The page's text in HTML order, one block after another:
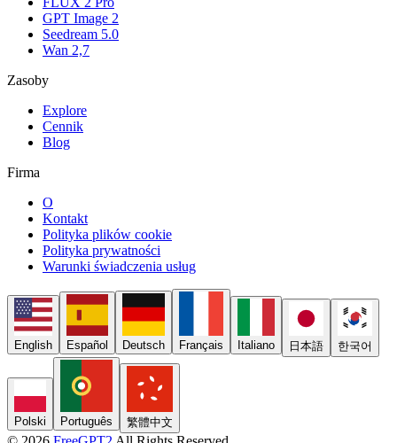
GPT Image 2
Seedream 5.0
Wan 2,7
Zasoby
Explore
Cennik
Blog
Firma
O
Kontakt
Polityka plików cookie
Polityka prywatności
Warunki świadczenia usług
English Español Deutsch Français Italiano 日本語 한국어
Polski Português 繁體中文